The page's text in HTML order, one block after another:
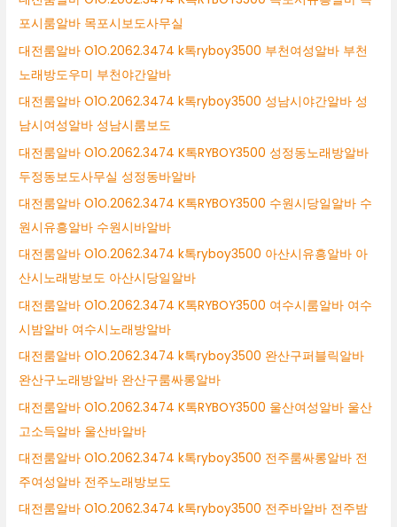
포시룸알바 목포시보도사무실
대전룸알바 O1O.2062.3474 k톡ryboy3500 부천여성알바 부천
노래방도우미 부천야간알바
대전룸알바 O1O.2062.3474 k톡ryboy3500 성남시야간알바 성
남시여성알바 성남시룸보도
대전룸알바 O1O.2062.3474 K톡RYBOY3500 성정동노래방알바
두정동보도사무실 성정동바알바
대전룸알바 O1O.2062.3474 K톡RYBOY3500 수원시당일알바 수
원시유흥알바 수원시바알바
대전룸알바 O1O.2062.3474 k톡ryboy3500 아산시유흥알바 아
산시노래방보도 아산시당일알바
대전룸알바 O1O.2062.3474 K톡RYBOY3500 여수시룸알바 여수
시밤알바 여수시노래방알바
대전룸알바 O1O.2062.3474 k톡ryboy3500 완산구퍼블릭알바
완산구노래방알바 완산구룸싸롱알바
대전룸알바 O1O.2062.3474 K톡RYBOY3500 울산여성알바 울산
고소득알바 울산바알바
대전룸알바 O1O.2062.3474 k톡ryboy3500 전주룸싸롱알바 전
주여성알바 전주노래방보도
대전룸알바 O1O.2062.3474 k톡ryboy3500 전주바알바 전주밤